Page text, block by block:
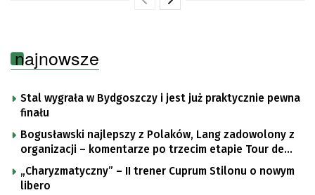
najnowsze
Stal wygrała w Bydgoszczy i jest już praktycznie pewna
finału
Bogusławski najlepszy z Polaków, Lang zadowolony z
organizacji – komentarze po trzecim etapie Tour de
Pologne
„Charyzmatyczny” – II trener Cuprum Stilonu o nowym
libero